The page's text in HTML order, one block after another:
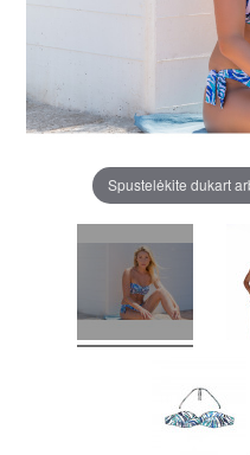
Spustelėkite dukart